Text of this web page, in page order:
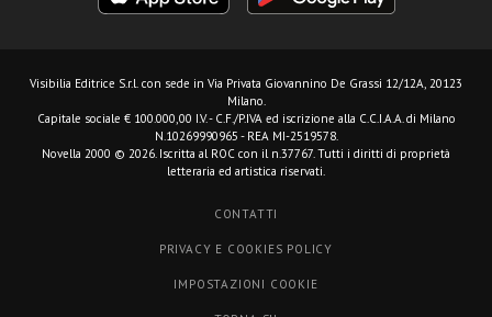
Visibilia Editrice S.r.l. con sede in Via Privata Giovannino De Grassi 12/12A, 20123
Milano.
Capitale sociale € 100.000,00 I.V. - C.F./P.IVA ed iscrizione alla C.C.I.A.A. di Milano
N.10269990965 - REA MI-2519578.
Novella 2000 © 2026. Iscritta al ROC con il n.37767. Tutti i diritti di proprietà
letteraria ed artistica riservati.
CONTATTI
PRIVACY E COOKIES POLICY
IMPOSTAZIONI COOKIE